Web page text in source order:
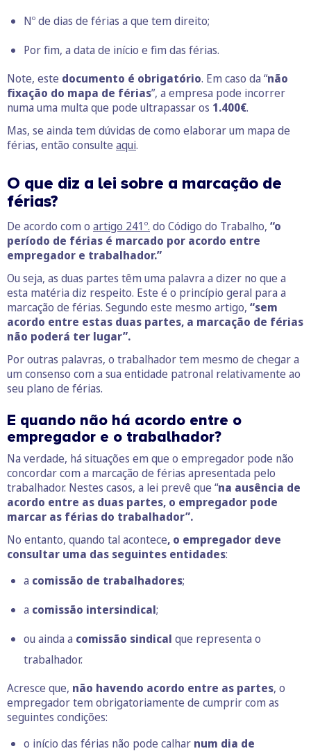
Nº de dias de férias a que tem direito;
Por fim, a data de início e fim das férias.
Note, este documento é obrigatório. Em caso da “não
fixação do mapa de férias”, a empresa pode incorrer
numa uma multa que pode ultrapassar os 1.400€.
Mas, se ainda tem dúvidas de como elaborar um mapa de
férias, então consulte aqui.
O que diz a lei sobre a marcação de
férias?
De acordo com o artigo 241º. do Código do Trabalho, “o
período de férias é marcado por acordo entre
empregador e trabalhador.”
Ou seja, as duas partes têm uma palavra a dizer no que a
esta matéria diz respeito. Este é o princípio geral para a
marcação de férias. Segundo este mesmo artigo, “sem
acordo entre estas duas partes, a marcação de férias
não poderá ter lugar”.
Por outras palavras, o trabalhador tem mesmo de chegar a
um consenso com a sua entidade patronal relativamente ao
seu plano de férias.
E quando não há acordo entre o
empregador e o trabalhador?
Na verdade, há situações em que o empregador pode não
concordar com a marcação de férias apresentada pelo
trabalhador. Nestes casos, a lei prevê que “na ausência de
acordo entre as duas partes, o empregador pode
marcar as férias do trabalhador”.
No entanto, quando tal acontece, o empregador deve
consultar uma das seguintes entidades:
a comissão de trabalhadores;
a comissão intersindical;
ou ainda a comissão sindical que representa o
trabalhador.
Acresce que, não havendo acordo entre as partes, o
empregador tem obrigatoriamente de cumprir com as
seguintes condições:
o início das férias não pode calhar num dia de